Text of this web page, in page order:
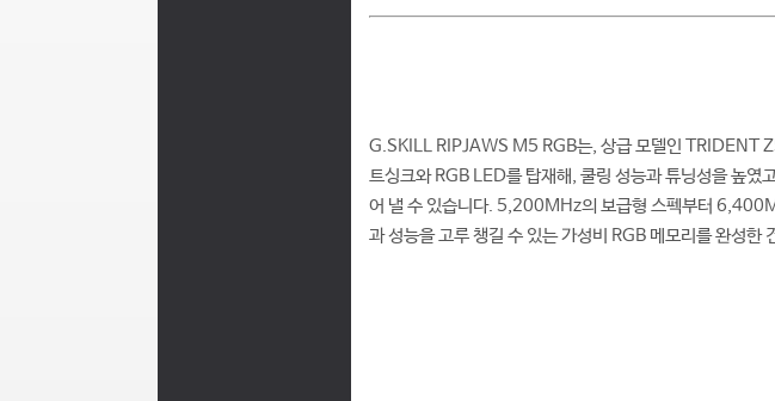
G.SKILL RIPJAWS M5 RGB는, 상급 모델인 TRIDENT
트싱크와 RGB LED를 탑재해, 쿨링 성능과 튜닝성을 높였
어 낼 수 있습니다. 5,200MHz의 보급형 스펙부터
과 성능을 고루 챙길 수 있는 가성비 RGB 메모리를 완성한